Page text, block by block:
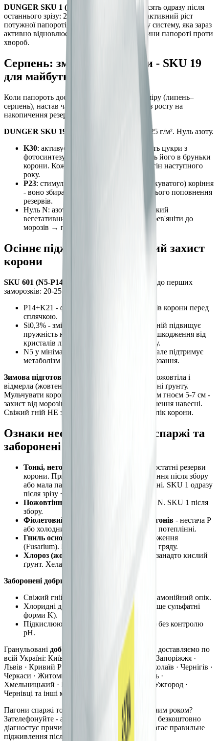
DUNGER SKU 1 (N12-P15-K15-S15)
- вносять одразу після
останнього зрізу: 20-25 г/м². N12 запускає активний ріст
потужної папороті. P15 підтримує кореневу систему, яка зараз
активно відновлюється. K15 зміцнює тканини папороті проти
хвороб.
Серпень: зміцнення корони - SKU 19
для майбутніх пагонів
Коли папороть досягла максимального розміру (липень–
серпень), настав час переключити рослину з росту на
накопичення резервів.
DUNGER SKU 19 (P23-K30)
- у серпні: 20-25 г/м². Нуль азоту.
K30: активує ферменти, які конвертують цукри з
фотосинтезу в крохмаль і завантажують його в бруньки
корони. Кожна брунька - майбутній пагін наступного
року.
P23: стимулює розвиток дрібного (мичкуватого) коріння
- воно збирає воду і мінерали для осіннього поповнення
резервів.
Нуль N: азот після серпня стимулює м'який
вегетативний ріст, який не встигає здерев'яніти до
морозів → пошкодження корони.
Осіннє підживлення і зимовий захист
корони
SKU 601 (N5-P14-K21-S6-Si0,3%)
- жовтень, до перших
заморозків: 20-25 г/м².
P14+K21 - фінальне поповнення резервів корони перед
сплячкою.
Si0,3% - зміцнює тканини корони: кремній підвищує
пружність клітинних стінок, знижує пошкодження від
кристалів льоду при промерзанні ґрунту.
N5 у мінімальній дозі не провокує ріст, але підтримує
метаболізм коренів до глибокого промерзання.
Зимова підготовка:
після того як папороть пожовтіла і
відмерла (жовтень–листопад), зрізати її на рівні ґрунту.
Мульчувати корону компостом або перепрілим гноєм 5-7 см -
захист від морозів і додаткове органічне живлення навесні.
Свіжий гній НЕ застосовувати - амонійний опік корони.
Ознаки нестачі елементів у спаржі та
заборонені добрива
Тонкі, нетоварні пагони навесні
- недостатні резерви
корони. Причина: пропущене підживлення після збору
або мала папороть у попередньому сезоні. SKU 1 одразу
після зрізу + SKU 19 у серпні.
Пожовтіння папороті влітку
- нестача N. SKU 1 після
збору.
Фіолетовий або червоний відтінок пагонів - нестача P
або холодний ґрунт. SKU 1 навесні при потеплінні.
Гниль основи пагонів
- надмірне зволоження
(Fusarium). Покращити дренаж, підняти гряду.
Хлороз (жовте листя)
- нестача Fe або занадто кислий
ґрунт. Хелатне залізо + перевірити pH.
Заборонені добрива для спаржі:
Свіжий гній безпосередньо на корону - амонійний опік.
Хлоридні добрива у великих дозах (краще сульфатні
форми K).
Підкислюючі добрива (сульфат амонію) без контролю
pH.
Гранульовані добрива для спаржі DUNGER
доставляємо по
всій Україні: Київ · Харків · Дніпро · Одеса · Запоріжжя ·
Львів · Кривий Ріг · Вінниця · Полтава · Миколаїв · Чернігів ·
Черкаси · Житомир · Суми · Рівне · Тернопіль ·
Хмельницький · Івано-Франківськ · Луцьк · Ужгород ·
Чернівці та інші міста України.
Пагони спаржі тонкі або врожай падає з кожним роком?
Зателефонуйте - агроном-консультант Dünger безкоштовно
діагностує причину. У 9 з 10 випадків допомагає правильне
підживлення після збору.